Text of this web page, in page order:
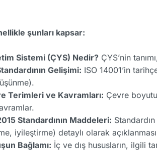
şunları kapsar:
Sistemi (ÇYS) Nedir? ÇYS’nin
Gelişimi: ISO 14001’in
Terimleri ve Kavramları: Çevre
Standardının Maddeleri:
iyileştirme) detaylı olarak
Bağlamı: İç ve dış hususların, ilgili